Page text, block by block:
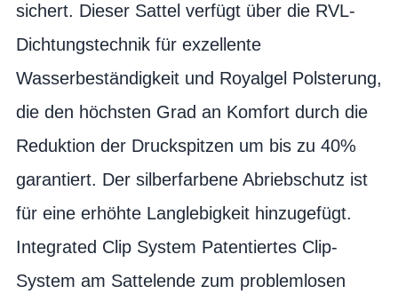
sichert. Dieser Sattel verfügt über die RVL-
Dichtungstechnik für exzellente
Wasserbeständigkeit und Royalgel Polsterung,
die den höchsten Grad an Komfort durch die
Reduktion der Druckspitzen um bis zu 40%
garantiert. Der silberfarbene Abriebschutz ist
für eine erhöhte Langlebigkeit hinzugefügt.
Integrated Clip System Patentiertes Clip-
System am Sattelende zum problemlosen